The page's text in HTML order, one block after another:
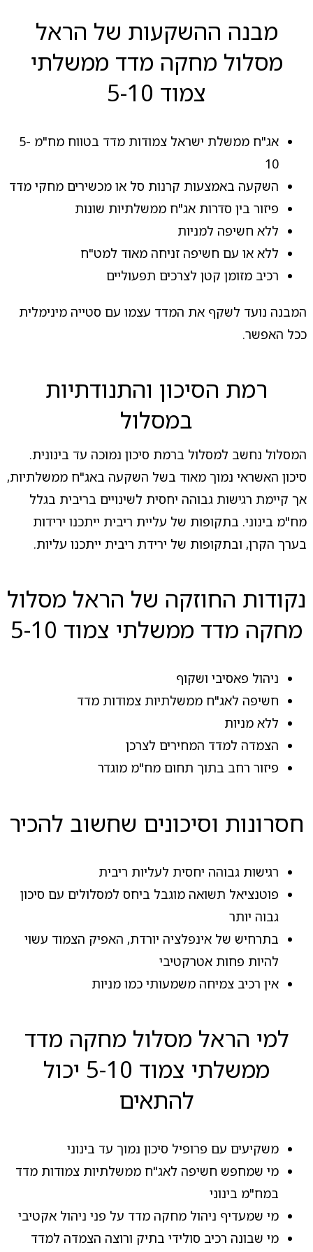
מבנה ההשקעות של הראל
מסלול מחקה מדד ממשלתי
צמוד 5-10
אג"ח ממשלת ישראל צמודות מדד בטווח מח"מ 5-
10
השקעה באמצעות קרנות סל או מכשירים מחקי מדד
פיזור בין סדרות אג"ח ממשלתיות שונות
ללא חשיפה למניות
ללא או עם חשיפה זניחה מאוד למט"ח
רכיב מזומן קטן לצרכים תפעוליים
המבנה נועד לשקף את המדד עצמו עם סטייה מינימלית
ככל האפשר.
רמת הסיכון והתנודתיות
במסלול
המסלול נחשב למסלול ברמת סיכון נמוכה עד בינונית.
סיכון האשראי נמוך מאוד בשל השקעה באג"ח ממשלתיות,
אך קיימת רגישות גבוהה יחסית לשינויים בריבית בגלל
מח"מ בינוני. בתקופות של עליית ריבית ייתכנו ירידות
בערך הקרן, ובתקופות של ירידת ריבית ייתכנו עליות.
נקודות החוזקה של הראל מסלול
מחקה מדד ממשלתי צמוד 5-10
ניהול פאסיבי ושקוף
חשיפה לאג"ח ממשלתיות צמודות מדד
ללא מניות
הצמדה למדד המחירים לצרכן
פיזור רחב בתוך תחום מח"מ מוגדר
חסרונות וסיכונים שחשוב להכיר
רגישות גבוהה יחסית לעליות ריבית
פוטנציאל תשואה מוגבל ביחס למסלולים עם סיכון
גבוה יותר
בתרחיש של אינפלציה יורדת, האפיק הצמוד עשוי
להיות פחות אטרקטיבי
אין רכיב צמיחה משמעותי כמו מניות
למי הראל מסלול מחקה מדד
ממשלתי צמוד 5-10 יכול
להתאים
משקיעים עם פרופיל סיכון נמוך עד בינוני
מי שמחפש חשיפה לאג"ח ממשלתיות צמודות מדד
במח"מ בינוני
מי שמעדיף ניהול מחקה מדד על פני ניהול אקטיבי
מי שבונה רכיב סולידי בתיק ורוצה הצמדה למדד